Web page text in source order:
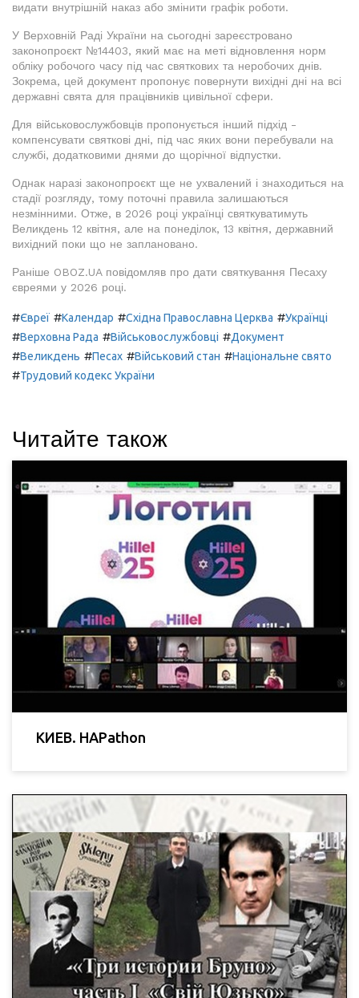
видати внутрішній наказ або змінити графік роботи.
У Верховній Раді України на сьогодні зареєстровано
законопроєкт №14403, який має на меті відновлення норм
обліку робочого часу під час святкових та неробочих днів.
Зокрема, цей документ пропонує повернути вихідні дні на всі
державні свята для працівників цивільної сфери.
Для військовослужбовців пропонується інший підхід -
компенсувати святкові дні, під час яких вони перебували на
службі, додатковими днями до щорічної відпустки.
Однак наразі законопроєкт ще не ухвалений і знаходиться на
стадії розгляду, тому поточні правила залишаються
незмінними. Отже, в 2026 році українці святкуватимуть
Великдень 12 квітня, але на понеділок, 13 квітня, державний
вихідний поки що не заплановано.
Раніше OBOZ.UA повідомляв про дати святкування Песаху
євреями у 2026 році.
#Євреї #Календар #Східна Православна Церква #Українці
#Верховна Рада #Військовослужбовці #Документ
#Великдень #Песах #Військовий стан #Національне свято
#Трудовий кодекс України
Читайте також
КИЕВ. HAPathon